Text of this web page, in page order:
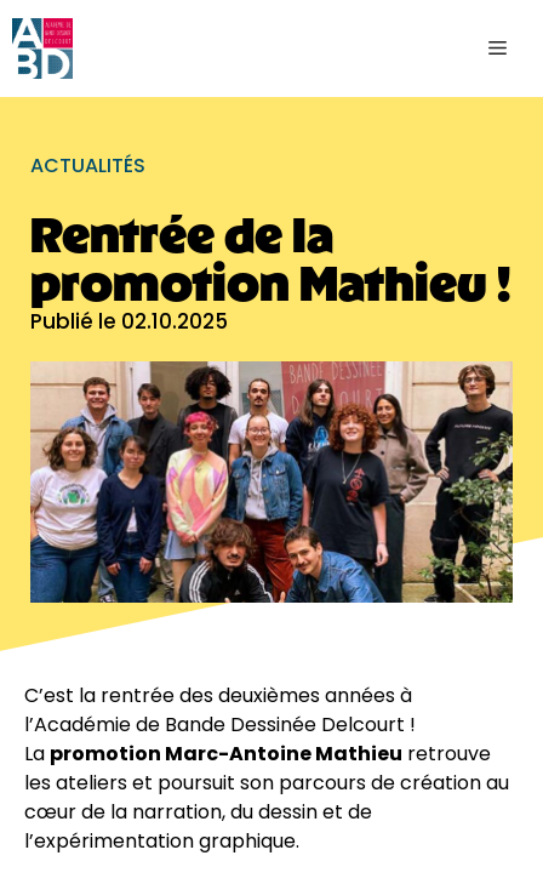
ACTUALITÉS
Rentrée de la
promotion Mathieu !
Publié le 02.10.2025
C’est la rentrée des deuxièmes années à
l’Académie de Bande Dessinée Delcourt !
La promotion Marc-Antoine Mathieu retrouve
les ateliers et poursuit son parcours de création au
cœur de la narration, du dessin et de
l’expérimentation graphique.